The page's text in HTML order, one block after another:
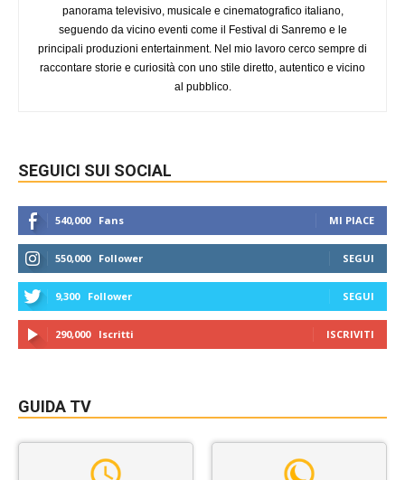
panorama televisivo, musicale e cinematografico italiano,
seguendo da vicino eventi come il Festival di Sanremo e le
principali produzioni entertainment. Nel mio lavoro cerco sempre di
raccontare storie e curiosità con uno stile diretto, autentico e vicino
al pubblico.
SEGUICI SUI SOCIAL
540,000 Fans MI PIACE
550,000 Follower SEGUI
9,300 Follower SEGUI
290,000 Iscritti ISCRIVITI
GUIDA TV